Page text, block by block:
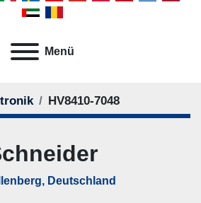
Menü
HV8410-7048
Deutschland